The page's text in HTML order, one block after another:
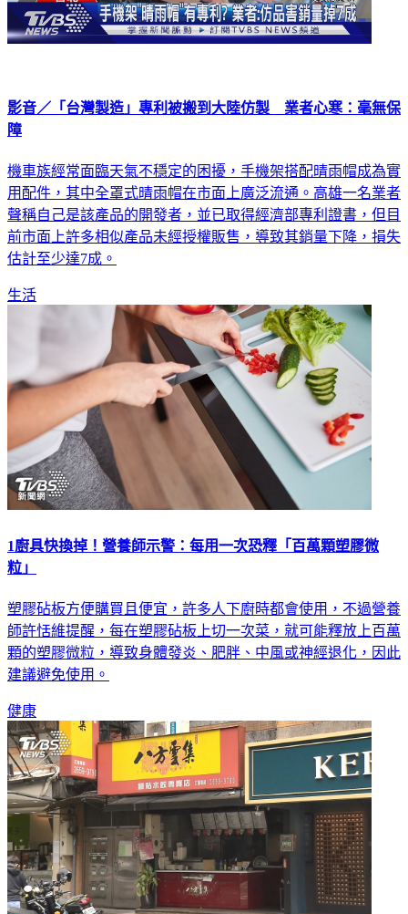
影音／「台灣製造」專利被搬到大陸仿製 業者心寒：毫無保
障
機車族經常面臨天氣不穩定的困擾，手機架搭配晴雨帽成為實
用配件，其中全罩式晴雨帽在市面上廣泛流通。高雄一名業者
聲稱自己是該產品的開發者，並已取得經濟部專利證書，但目
前市面上許多相似產品未經授權販售，導致其銷量下降，損失
估計至少達7成。
生活
1廚具快換掉！營養師示警：每用一次恐釋「百萬顆塑膠微
粒」
塑膠砧板方便購買且便宜，許多人下廚時都會使用，不過營養
師許恬維提醒，每在塑膠砧板上切一次菜，就可能釋放上百萬
顆的塑膠微粒，導致身體發炎、肥胖、中風或神經退化，因此
建議避免使用。
健康